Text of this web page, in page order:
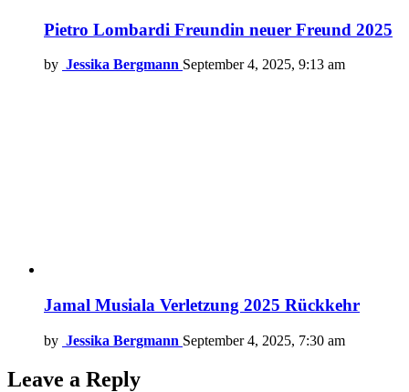
Pietro Lombardi Freundin neuer Freund 2025
by Jessika Bergmann September 4, 2025, 9:13 am
Jamal Musiala Verletzung 2025 Rückkehr
by Jessika Bergmann September 4, 2025, 7:30 am
Leave a Reply